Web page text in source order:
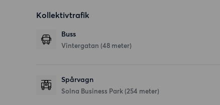
Kollektivtrafik
Buss
Vintergatan (48 meter)
Spårvagn
Solna Business Park (254 meter)